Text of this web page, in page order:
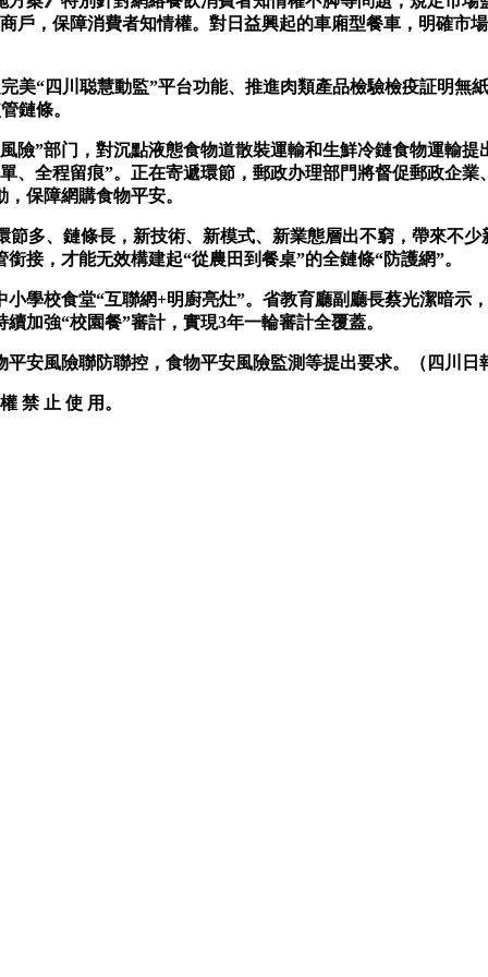
戶，保障消費者知情權。對日益興起的車廂型餐車，明確市
四川聪慧動監”平台功能、推進肉類產品檢驗檢疫証明無
鏈條。
部门，對沉點液態食物道散裝運輸和生鮮冷鏈食物運輸提
、全程留痕”。正在寄遞環節，郵政办理部門將督促郵政企
保障網購食物平安。
、鏈條長，新技術、新模式、新業態層出不窮，帶來不少
接，才能无效構建起“從農田到餐桌”的全鏈條“防護網”。
校食堂“互聯網+明廚亮灶”。省教育廳副廳長蔡光潔暗示
加強“校園餐”審計，實現3年一輪審計全覆蓋。
風險聯防聯控，食物平安風險監測等提出要求。（四川日
禁 止 使 用。